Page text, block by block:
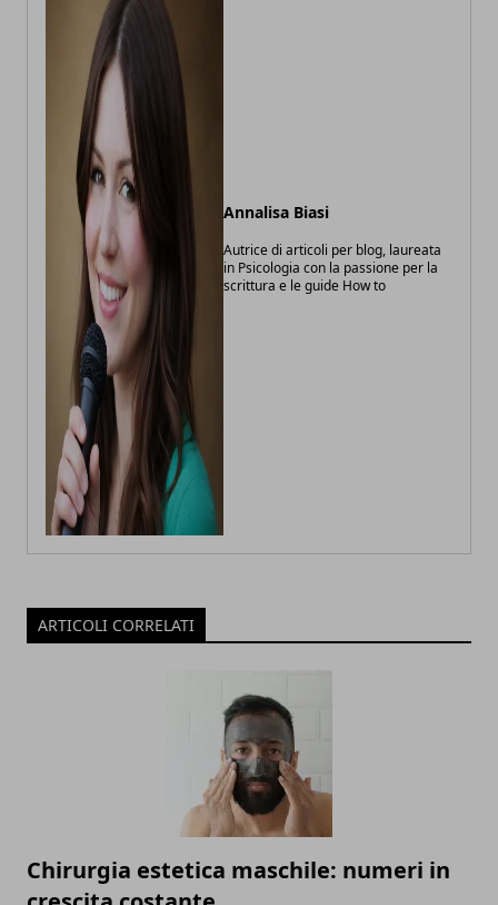
Annalisa Biasi
Autrice di articoli per blog, laureata
in Psicologia con la passione per la
scrittura e le guide How to
ARTICOLI CORRELATI
Chirurgia estetica maschile: numeri in